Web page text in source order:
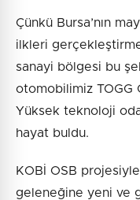
Çünkü Bursa’nın
ilkleri
sanayi bölgesi bu
otomobilimiz TOGG
Yüksek teknoloji
hayat buldu.
KOBİ OSB
geleneğine yeni ve